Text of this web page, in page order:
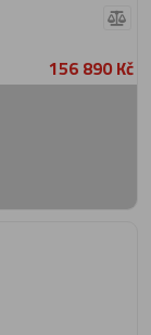
156 890 Kč